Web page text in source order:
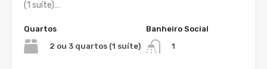
(1 suíte)…
Quartos
2 ou 3 quartos (1 suíte)
Banheiro Social
1